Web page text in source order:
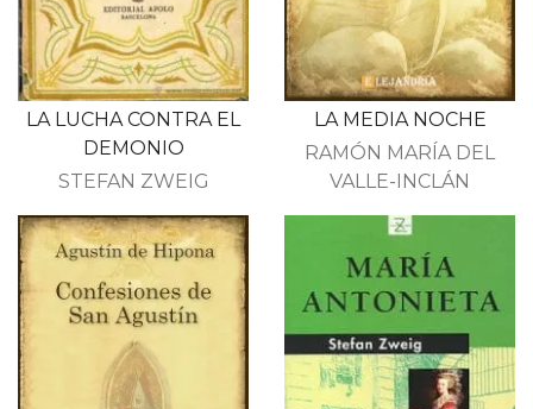
LA LUCHA CONTRA EL
DEMONIO
STEFAN ZWEIG
LA MEDIA NOCHE
RAMÓN MARÍA DEL
VALLE-INCLÁN